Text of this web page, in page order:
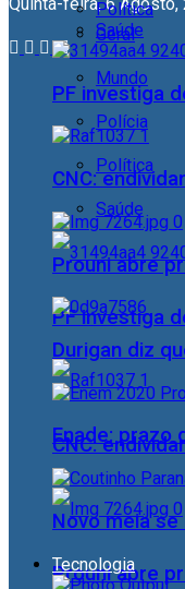
Geral
Mundo
Polícia
Política
Saúde
PF investiga
CNC:
Prouni abre
Política
Saúde
PF investiga
CNC:
Prouni abre
Durigan diz
Enade: prazo
Novo meia se
Tecnologia